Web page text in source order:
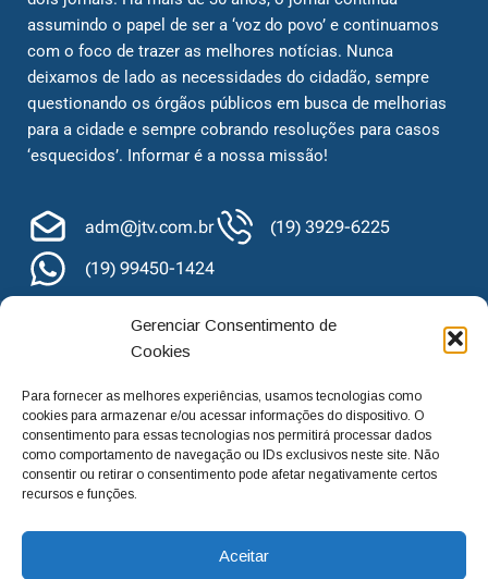
Gerenciar Consentimento de
Cookies
Para fornecer as melhores experiências, usamos tecnologias como
cookies para armazenar e/ou acessar informações do dispositivo. O
consentimento para essas tecnologias nos permitirá processar dados
como comportamento de navegação ou IDs exclusivos neste site. Não
consentir ou retirar o consentimento pode afetar negativamente certos
recursos e funções.
Aceitar
assumindo o papel de ser a ‘voz do povo’ e continuamos
com o foco de trazer as melhores notícias. Nunca
deixamos de lado as necessidades do cidadão, sempre
questionando os órgãos públicos em busca de melhorias
para a cidade e sempre cobrando resoluções para casos
‘esquecidos’. Informar é a nossa missão!
adm@jtv.com.br
(19) 3929-6225
(19) 99450-1424